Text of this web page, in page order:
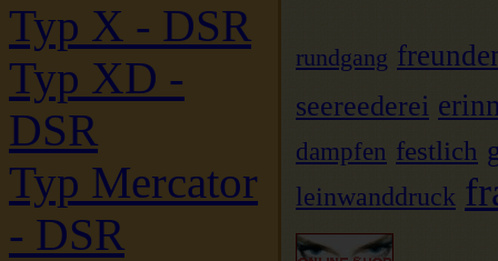
Typ X - DSR
Typ XD -
DSR
Typ Mercator
- DSR
rundgang
seereederei
dampfen festlich
leinwanddruck